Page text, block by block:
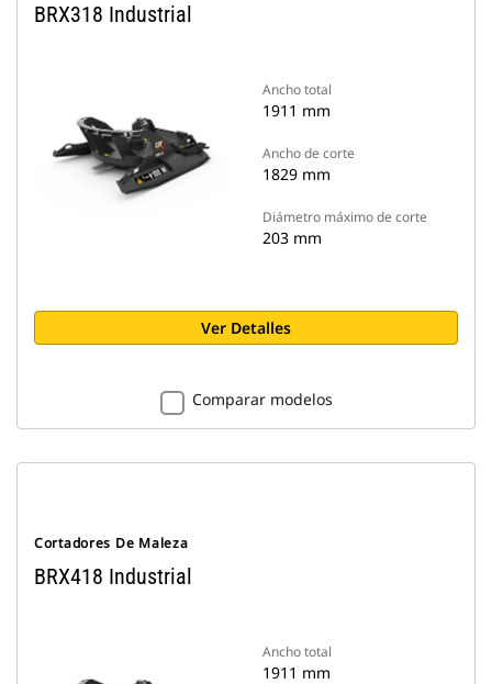
BRX318 Industrial
Ancho total
1911 mm
Ancho de corte
1829 mm
Diámetro máximo de corte
203 mm
Ver Detalles
Comparar modelos
Cortadores De Maleza
BRX418 Industrial
Ancho total
1911 mm